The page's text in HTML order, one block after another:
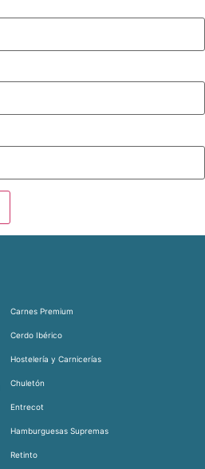
Carnes Premium
Cerdo Ibérico
Hostelería y Carnicerías
Chuletón
Entrecot
Hamburguesas Supremas
Retinto